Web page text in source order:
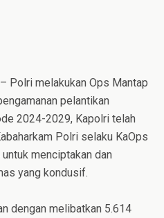
Polri melakukan Ops Mantap
pelantikan
2024-2029, Kapolri telah
Polri selaku KaOps
menciptakan dan
yang kondusif.
dengan melibatkan 5.614